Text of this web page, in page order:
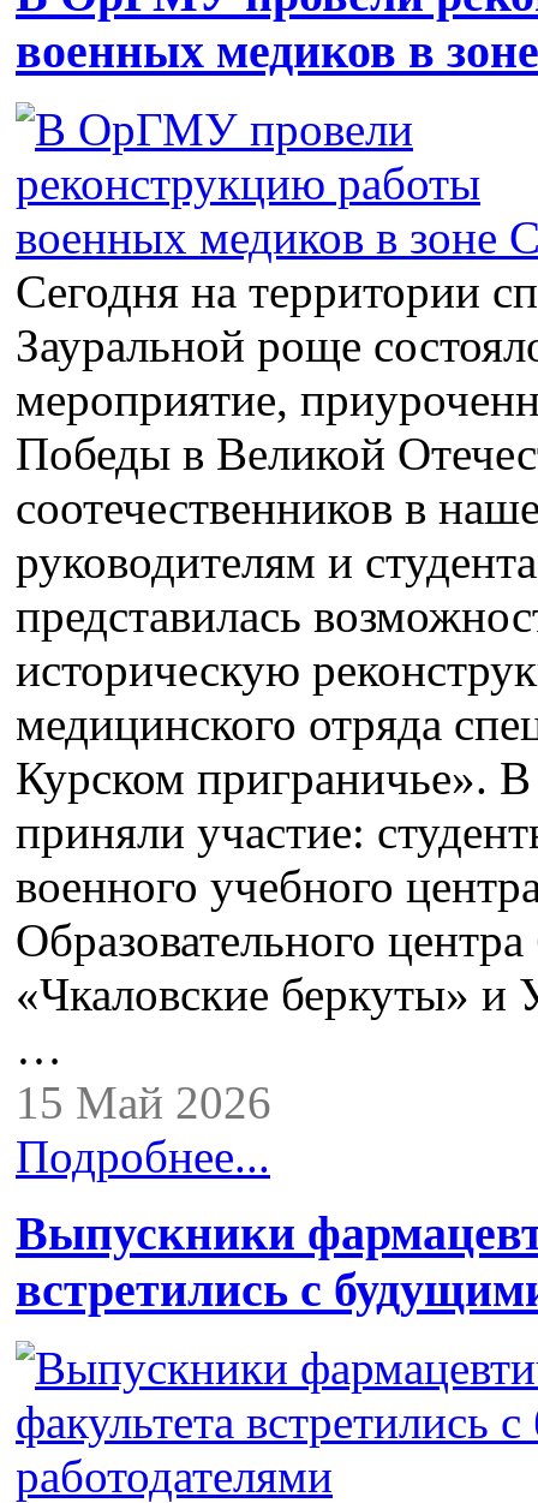
военных медиков в
Сегодня на территории
Зауральной роще
мероприятие,
Победы в Великой
соотечественников в
руководителям и
представилась
историческую
медицинского отряда
Курском приграничье».
приняли участие:
военного учебного
Образовательного
«Чкаловские беркуты»
…
15 Май 2026
Подробнее...
Выпускники
встретились с